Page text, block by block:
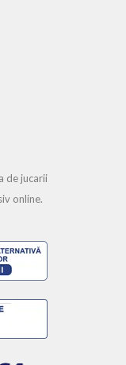
de jucarii
online.